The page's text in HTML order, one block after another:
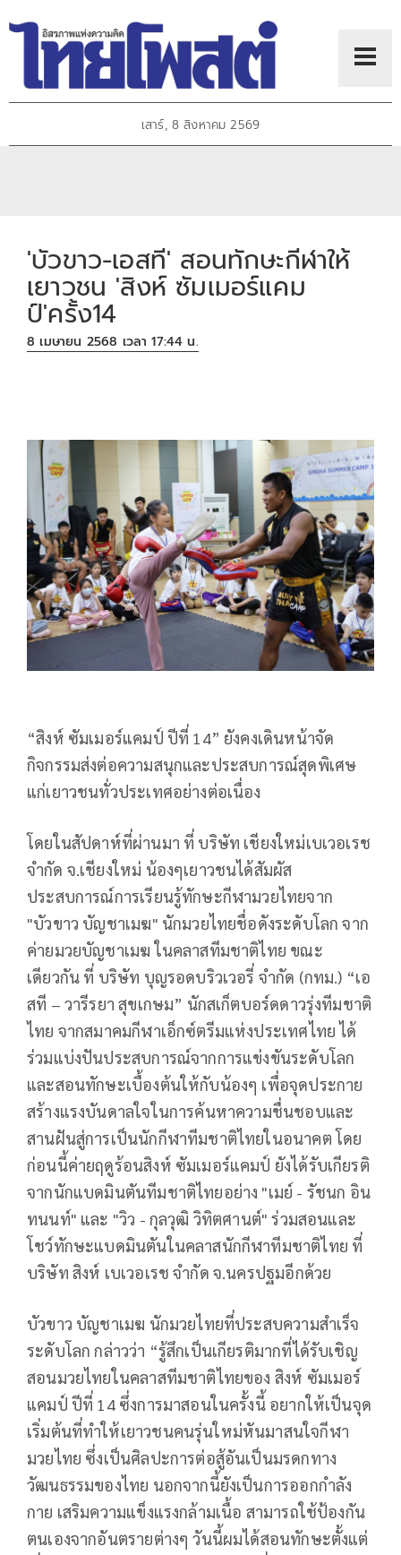
เสาร์, 8 สิงหาคม 2569
'บัวขาว-เอสที' สอนทักษะกีฬาให้
เยาวชน 'สิงห์ ซัมเมอร์แคม
ป์'ครั้ง14
8 เมษายน 2568 เวลา 17:44 น.
“สิงห์ ซัมเมอร์แคมป์ ปีที่ 14” ยังคงเดินหน้าจัด
กิจกรรมส่งต่อความสนุกและประสบการณ์สุดพิเศษ
แก่เยาวชนทั่วประเทศอย่างต่อเนื่อง
โดยในสัปดาห์ที่ผ่านมา ที่ บริษัท เชียงใหม่เบเวอเรช
จำกัด จ.เชียงใหม่ น้องๆเยาวชนได้สัมผัส
ประสบการณ์การเรียนรู้ทักษะกีฬามวยไทยจาก
"บัวขาว บัญชาเมฆ" นักมวยไทยชื่อดังระดับโลก จาก
ค่ายมวยบัญชาเมฆ ในคลาสทีมชาติไทย ขณะ
เดียวกัน ที่ บริษัท บุญรอดบริวเวอรี่ จำกัด (กทม.) “เอ
สที – วารีรยา สุขเกษม” นักสเก็ตบอร์ดดาวรุ่งทีมชาติ
ไทย จากสมาคมกีฬาเอ็กซ์ตรีมแห่งประเทศไทย ได้
ร่วมแบ่งปันประสบการณ์จากการแข่งขันระดับโลก
และสอนทักษะเบื้องต้นให้กับน้องๆ เพื่อจุดประกาย
สร้างแรงบันดาลใจในการค้นหาความชื่นชอบและ
สานฝันสู่การเป็นนักกีฬาทีมชาติไทยในอนาคต โดย
ก่อนนี้ค่ายฤดูร้อนสิงห์ ซัมเมอร์แคมป์ ยังได้รับเกียรติ
จากนักแบดมินตันทีมชาติไทยอย่าง "เมย์ - รัชนก อิน
ทนนท์" และ "วิว - กุลวุฒิ วิทิตศานต์" ร่วมสอนและ
โชว์ทักษะแบดมินตันในคลาสนักกีฬาทีมชาติไทย ที่
บริษัท สิงห์ เบเวอเรช จำกัด จ.นครปฐมอีกด้วย
บัวขาว บัญชาเมฆ นักมวยไทยที่ประสบความสำเร็จ
ระดับโลก กล่าวว่า “รู้สึกเป็นเกียรติมากที่ได้รับเชิญ
สอนมวยไทยในคลาสทีมชาติไทยของ สิงห์ ซัมเมอร์
แคมป์ ปีที่ 14 ซึ่งการมาสอนในครั้งนี้ อยากให้เป็นจุด
เริ่มต้นที่ทำให้เยาวชนคนรุ่นใหม่หันมาสนใจกีฬา
มวยไทย ซึ่งเป็นศิลปะการต่อสู้อันเป็นมรดกทาง
วัฒนธรรมของไทย นอกจากนี้ยังเป็นการออกกำลัง
กาย เสริมความแข็งแรงกล้ามเนื้อ สามารถใช้ป้องกัน
ตนเองจากอันตรายต่างๆ วันนี้ผมได้สอนทักษะตั้งแต่